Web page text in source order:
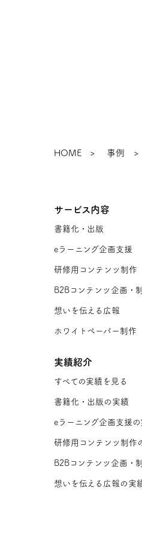
HOME 事例
サービス内容
書籍化・出版
eラーニング企画支援
研修用コンテンツ制作
B2Bコンテンツ企画・
想いを伝える広報
ホワイトペーパー制作
実績紹介
すべての実績を見る
書籍化・出版の実績
eラーニング企画支援の
研修用コンテンツ制作
B2Bコンテンツ企画・
想いを伝える広報の実